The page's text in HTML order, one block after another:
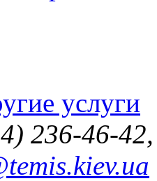
услуги
236-46-